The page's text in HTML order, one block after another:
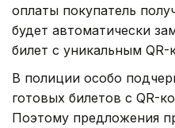
оплаты покупатель
будет автоматически
билет с уникальным QR-
В полиции особо
готовых билетов с QR-
Поэтому предложения